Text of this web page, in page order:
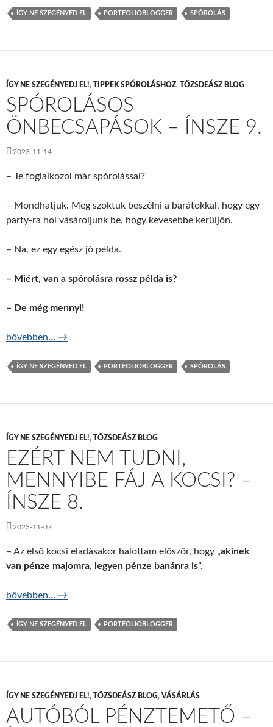
ÍGY NE SZEGÉNYED EL PORTFOLIOBLOGGER SPÓROLÁS
ÍGY NE SZEGÉNYEDJ EL!, TIPPEK SPÓROLÁSHOZ, TŐZSDEÁSZ BLOG
SPÓROLÁSOS
ÖNBECSAPÁSOK – ÍNSZE 9.
2023-11-14
– Te foglalkozol már spórolással?
– Mondhatjuk. Meg szoktuk beszélni a barátokkal, hogy egy
party-ra hol vásároljunk be, hogy kevesebbe kerüljön.
– Na, ez egy egész jó példa.
– Miért, van a spórolásra rossz példa is?
– De még mennyi!
Spórolásos önbecsapások – ÍNSZE 9.
bővebben… →
ÍGY NE SZEGÉNYED EL PORTFOLIOBLOGGER SPÓROLÁS
ÍGY NE SZEGÉNYEDJ EL!, TŐZSDEÁSZ BLOG
EZÉRT NEM TUDNI,
MENNYIBE FÁJ A KOCSI? –
ÍNSZE 8.
2023-11-07
– Az első kocsi eladásakor halottam először, hogy „akinek
van pénze majomra, legyen pénze banánra is”.
Ezért nem tudni, mennyibe fáj a kocsi? – ÍNSZE 8.
bővebben… →
ÍGY NE SZEGÉNYED EL PORTFOLIOBLOGGER
ÍGY NE SZEGÉNYEDJ EL!, TŐZSDEÁSZ BLOG, VÁSÁRLÁS
AUTÓBÓL PÉNZTEMETŐ –